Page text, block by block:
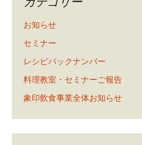
お知らせ
セミナー
レシピバックナンバー
料理教室・セミナーご報告
象印飲食事業全体お知らせ